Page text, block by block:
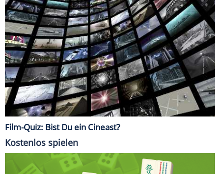
Film-Quiz: Bist Du ein Cineast?
Kostenlos spielen